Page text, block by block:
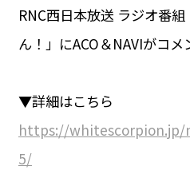
RNC西日本放送 ラジオ番
ん！」にACO＆NAVIがコメ
▼詳細はこちら
https://whitescorpion.jp/
5/